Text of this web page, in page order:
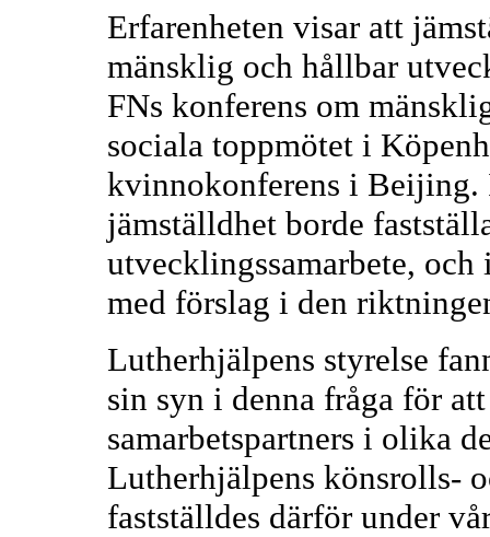
Erfarenheten visar att
mänsklig och hållbar
FNs konferens om
sociala toppmötet i
kvinnokonferens i Beijing.
jämställdhet borde
utvecklingssamarbete,
med förslag i den
Lutherhjälpens styrelse
sin syn i denna fråga för
samarbetspartners i olika
Lutherhjälpens könsrolls-
fastställdes därför under